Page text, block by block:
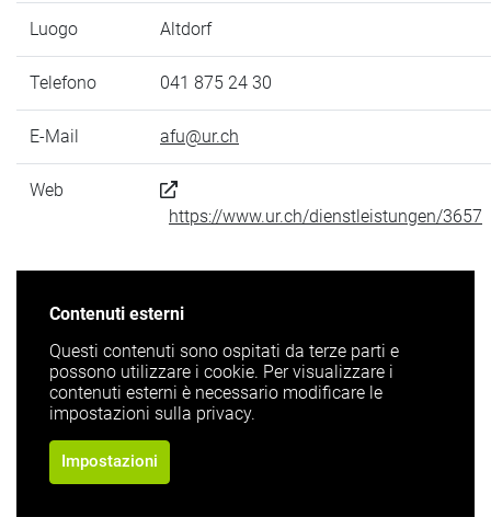
Luogo Altdorf
Telefono 041 875 24 30
E-Mail afu@ur.ch
Web
https://www.ur.ch/dienstleistungen/3657
Contenuti esterni
Questi contenuti sono ospitati da terze parti e
possono utilizzare i cookie. Per visualizzare i
contenuti esterni è necessario modificare le
impostazioni sulla privacy.
Impostazioni